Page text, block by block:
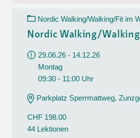
Nordic Walking/Walking/Fit im
Nordic Walking/Walking
29.06.26 - 14.12.26
Montag
09:30 - 11:00 Uhr
Parkplatz Sperrmattweg,
CHF 198.00
44 Lektionen